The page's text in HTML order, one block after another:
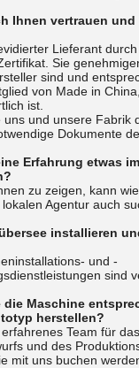
Ihnen vertrauen
Lieferant
Sie
sind und
von Made in
ist.
und unsere Fabrik
Dokumente
Erfahrung etwas
zu zeigen, kann
Agentur auch
installieren
und -
sind
die Maschine
herstellen?
Team für
und des
mit uns buchen